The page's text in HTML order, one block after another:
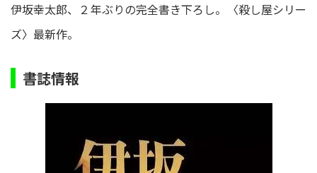
伊坂幸太郎、２年ぶりの完全書き下ろし。〈殺し屋シリー
ズ〉最新作。
書誌情報